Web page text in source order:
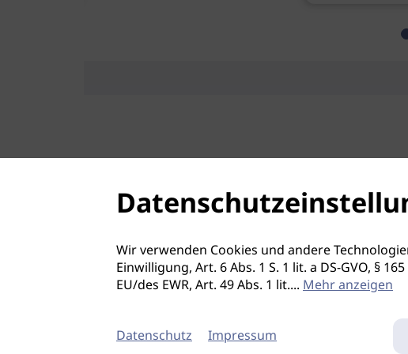
Wir verwenden Cookies und andere
Einwilligung, Art. 6 Abs. 1 S. 1 lit. a DS-GVO, §
EU/des EWR, Art. 49 Abs. 1 lit.... Mehr anzeigen
Datenschutz Impressum